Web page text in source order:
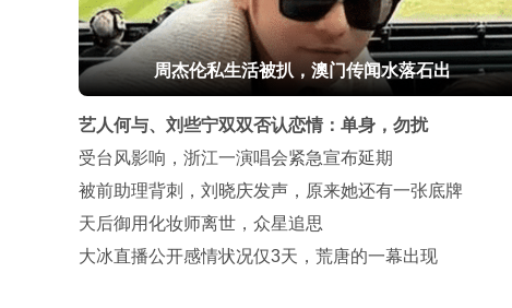
周杰伦私生活被扒，澳门传闻水落石出
艺人何与、刘些宁双双否认恋情：单身，勿扰
受台风影响，浙江一演唱会紧急宣布延期
被前助理背刺，刘晓庆发声，原来她还有一张底牌
天后御用化妆师离世，众星追思
大冰直播公开感情状况仅3天，荒唐的一幕出现